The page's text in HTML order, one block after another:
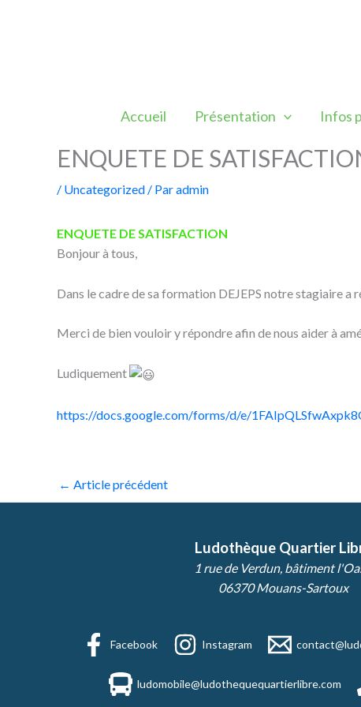
Accueil Présentation Infos
ENQUETE DE
/ Uncategorized / Paradmin
ENQUETE DE SATISFACTION
Bonjour à tous,
Dans le cadre de sa formation DEJEPS notre stagiaire a
Merci de bien vouloir y répondre afin de nous aider à
Ludiquement
https://docs.google.com/forms/d/e/
← Article précédent
Ludothèque Quartier
1 rue de Verdun, bâtiment
06370 Mouans-Sartoux
Facebook Instagram
ludomobile@ludothequequartierlibre.com